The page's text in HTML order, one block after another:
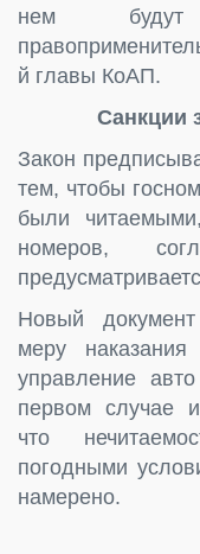
нем будут
й главы КоАП.
Санкции
Закон
тем, чтобы
были
номеров,
Новый документ
меру
управление
первом случае
что
погодными
намерено.